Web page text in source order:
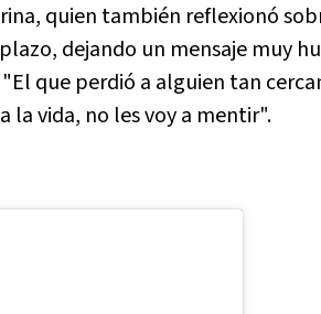
quien también reflexionó
dejando un mensaje muy
que perdió a alguien tan
la vida, no les voy a mentir".